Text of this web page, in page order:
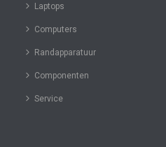
Laptops
Computers
Randapparatuur
Componenten
Service